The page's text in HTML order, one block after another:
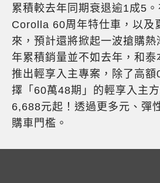
累積較去年同期衰退逾1成5
Corolla 60周年特仕車，以及
來，預計還將掀起一波搶購
年累積銷量並不如去年，和
推出輕享入主專案，除了高
擇「60萬48期」的輕享入主
6,688元起！透過更多元、彈
購車門檻。